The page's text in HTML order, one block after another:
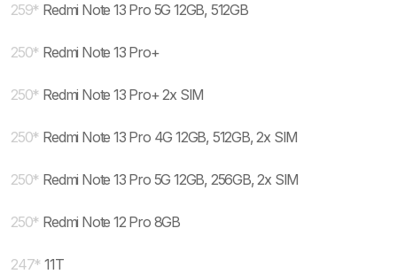
259* Redmi Note 13 Pro 5G 12GB, 512GB
250* Redmi Note 13 Pro+
250* Redmi Note 13 Pro+ 2x SIM
250* Redmi Note 13 Pro 4G 12GB, 512GB, 2x SIM
250* Redmi Note 13 Pro 5G 12GB, 256GB, 2x SIM
250* Redmi Note 12 Pro 8GB
247* 11T